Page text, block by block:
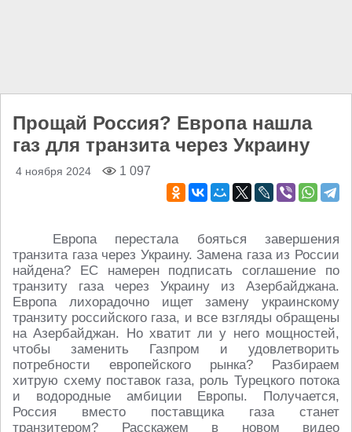
Прощай Россия? Европа нашла
газ для транзита через Украину
4 ноября 2024 1 097
Европа перестала бояться завершения
транзита газа через Украину. Замена газа из России
найдена? ЕС намерен подписать соглашение по
транзиту газа через Украину из Азербайджана.
Европа лихорадочно ищет замену украинскому
транзиту российского газа, и все взгляды обращены
на Азербайджан. Но хватит ли у него мощностей,
чтобы заменить Газпром и удовлетворить
потребности европейского рынка? Разбираем
хитрую схему поставок газа, роль Турецкого потока
и водородные амбиции Европы. Получается,
Россия вместо поставщика газа станет
транзитером? Расскажем в новом видео